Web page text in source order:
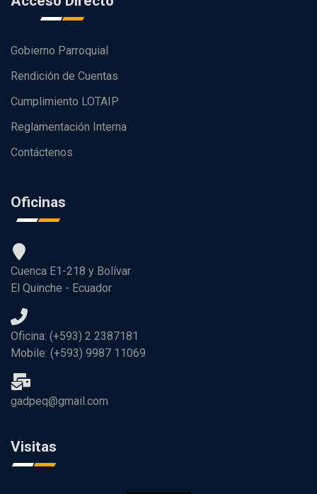
Gobierno Parroquial
Rendición de Cuentas
Cumplimiento LOTAIP
Reglamentación Interna
Contáctenos
Oficinas
Cuenca E1-218 y Bolívar
El Quinche - Ecuador
Oficina: (+593) 2 2387181
Mobile: (+593) 9987 11069
gadpeq@gmail.com
Visitas